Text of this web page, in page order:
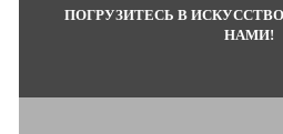
ПОГРУЗИТЕСЬ В
НАМИ!